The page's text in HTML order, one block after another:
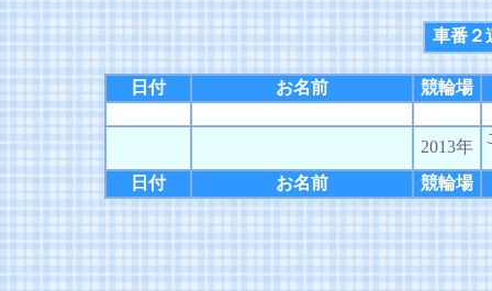
車番
日付 お名前 競輪場
2013年
日付 お名前 競輪場